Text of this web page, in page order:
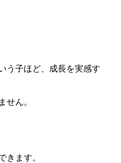
う子ほど、成長を実感す
せん。
きます。